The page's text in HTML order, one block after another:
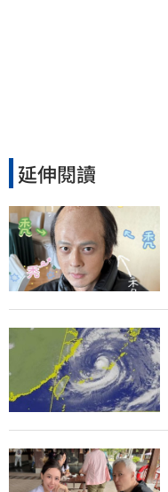
延伸閱讀